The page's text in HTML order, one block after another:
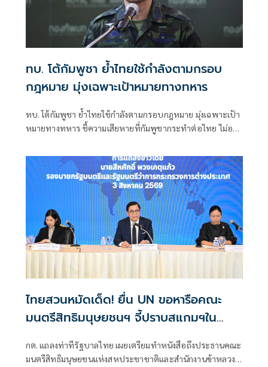
ทบ. โต้กัมพูชา ย้ำไทยใช้กำลังตามกรอบ
กฎหมาย มุ่งเฉพาะเป้าหมายทางทหาร
ทบ. โต้กัมพูชา ย้ำไทยใช้กำลังตามกรอบกฎหมาย มุ่งเฉพาะเป้า
หมายทางทหาร ชี้ความเสียหายที่กัมพูชากระทำต่อไทย ไม่อาจ
ไทยสวนหมัดเด็ด! ยื่น UN ขอหารือคณะ
มนตรีสิทธิมนุษยชนฯ จี้ปราบสแกมฯใน
กต. แถลงท่าทีรัฐบาลไทย เผยเตรียมทำหนังสือถึงประธานคณะ
มนตรีสิทธิมนุษยชนแห่งสหประชาชาติและสำนักงานข้าหลวง